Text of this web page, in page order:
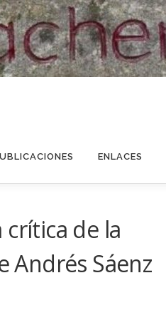
ENLACES
crítica de la
Andrés Sáenz